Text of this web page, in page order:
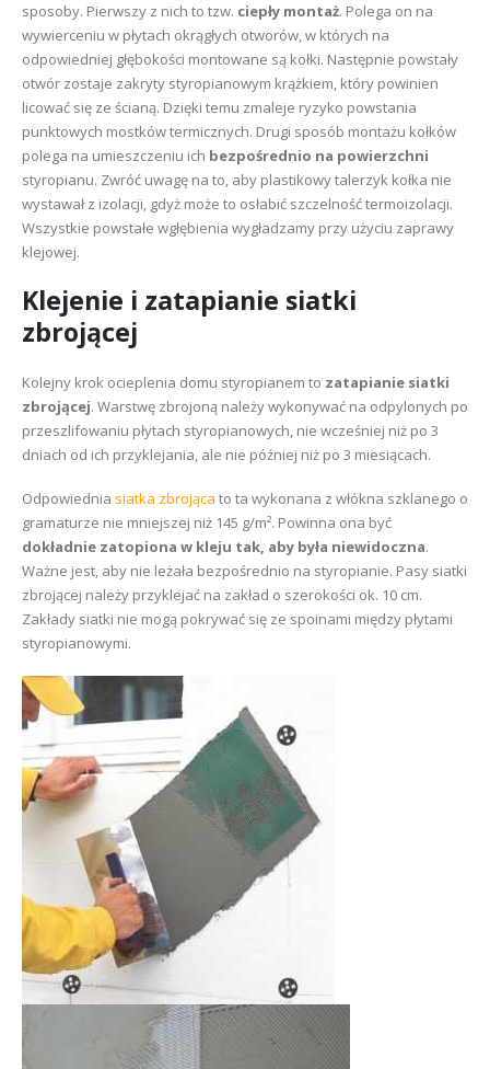
sposoby. Pierwszy z nich to tzw. ciepły montaż. Polega on na
wywierceniu w płytach okrągłych otworów, w których na
odpowiedniej głębokości montowane są kołki. Następnie powstały
otwór zostaje zakryty styropianowym krążkiem, który powinien
licować się ze ścianą. Dzięki temu zmaleje ryzyko powstania
punktowych mostków termicznych. Drugi sposób montażu kołków
polega na umieszczeniu ich bezpośrednio na powierzchni
styropianu. Zwróć uwagę na to, aby plastikowy talerzyk kołka nie
wystawał z izolacji, gdyż może to osłabić szczelność termoizolacji.
Wszystkie powstałe wgłębienia wygładzamy przy użyciu zaprawy
klejowej.
Klejenie i zatapianie siatki
zbrojącej
Kolejny krok ocieplenia domu styropianem to zatapianie siatki
zbrojącej. Warstwę zbrojoną należy wykonywać na odpylonych po
przeszlifowaniu płytach styropianowych, nie wcześniej niż po 3
dniach od ich przyklejania, ale nie później niż po 3 miesiącach.
Odpowiednia siatka zbrojąca to ta wykonana z włókna szklanego o
gramaturze nie mniejszej niż 145 g/m². Powinna ona być
dokładnie zatopiona w kleju tak, aby była niewidoczna.
Ważne jest, aby nie leżała bezpośrednio na styropianie. Pasy siatki
zbrojącej należy przyklejać na zakład o szerokości ok. 10 cm.
Zakłady siatki nie mogą pokrywać się ze spoinami między płytami
styropianowymi.